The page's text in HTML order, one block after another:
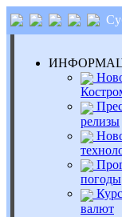
релизы
погоды
валют